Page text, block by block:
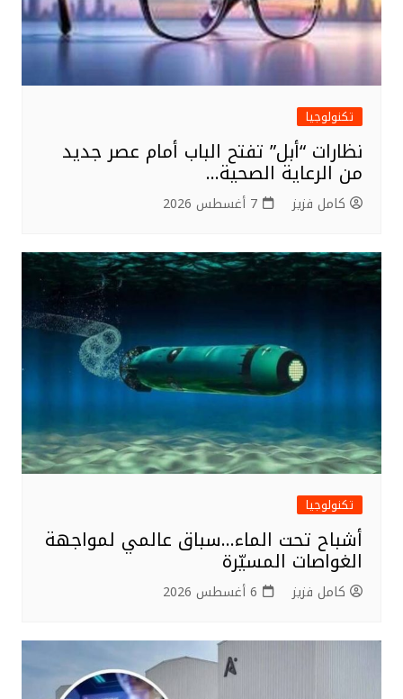
تكنولوجيا
نظارات “أبل” تفتح الباب أمام عصر جديد
من الرعاية الصحية…
كامل فزيز 7 أغسطس 2026
تكنولوجيا
أشباح تحت الماء…سباق عالمي لمواجهة
الغواصات المسيّرة
كامل فزيز 6 أغسطس 2026